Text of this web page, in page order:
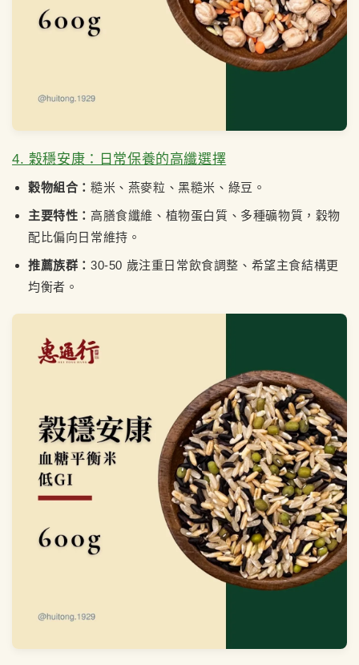
4. 穀穩安康：日常保養的高纖選擇
穀物組合： 糙米、燕麥粒、黑糙米、綠豆。
主要特性： 高膳食纖維、植物蛋白質、多種礦物質，穀物
配比偏向日常維持。
推薦族群： 30-50 歲注重日常飲食調整、希望主食結構更
均衡者。